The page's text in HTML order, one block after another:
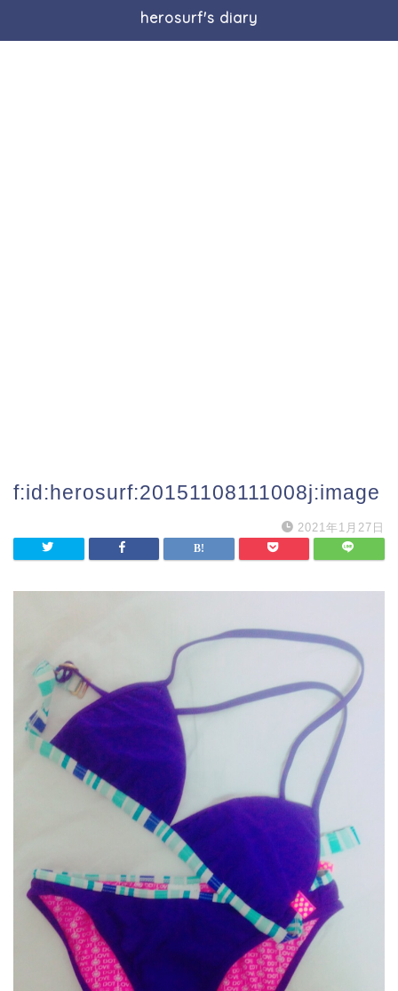
herosurf's diary
f:id:herosurf:20151108111008j:image
2021年1月27日